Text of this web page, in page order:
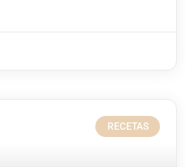
RECETAS